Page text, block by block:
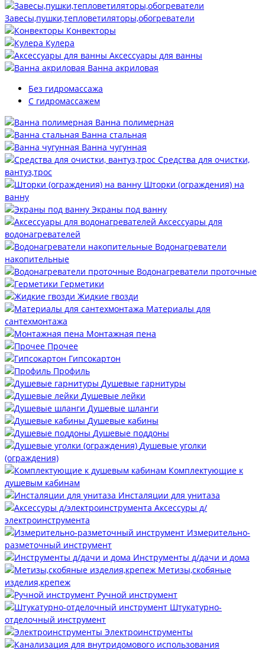
Завесы,пушки,тепловетиляторы,обогреватели
Конвекторы
Кулера
Аксессуары для ванны
Ванна акриловая
Без гидромассажа
С гидромассажем
Ванна полимерная
Ванна стальная
Ванна чугунная
Средства для очистки,
вантуз,трос
Шторки (ограждения) на
ванну
Экраны под ванну
Аксессуары для
водонагревателей
Водонагреватели
накопительные
Водонагреватели проточные
Герметики
Жидкие гвозди
Материалы для
сантехмонтажа
Монтажная пена
Прочее
Гипсокартон
Профиль
Душевые гарнитуры
Душевые лейки
Душевые шланги
Душевые кабины
Душевые поддоны
Душевые уголки
(ограждения)
Комплектующие к
душевым кабинам
Инсталяции для унитаза
Аксессуры д/
электроинструмента
Измерительно-
разметочный инструмент
Инструменты д/дачи и дома
Метизы,скобяные
изделия,крепеж
Ручной инструмент
Штукатурно-
отделочный инструмент
Электроинструменты